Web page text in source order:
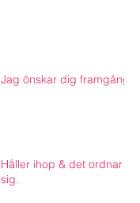
Jag önskar dig framgång.
Håller ihop & det ordnar
sig.